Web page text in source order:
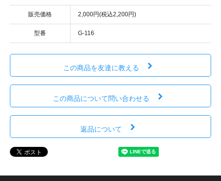
販売価格 2,000円(税込2,200円)
型番 G-116
この商品を友達に教える
この商品について問い合わせる
返品について